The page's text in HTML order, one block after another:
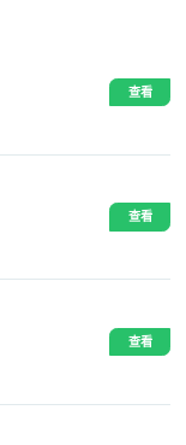
查看
查看
查看